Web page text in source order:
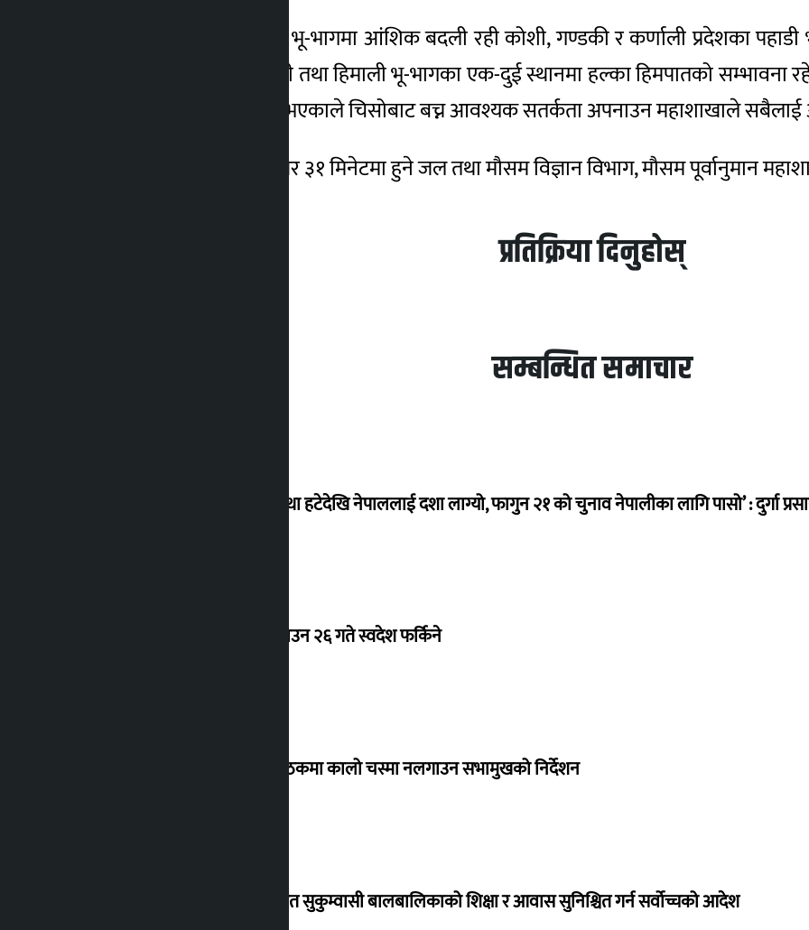
आज राती भने देशका पहाडी भू-भागमा आंशिक बदली रही कोशी, गण्डकी र कर्णाली प्रदेशका
रहेको छ । देशका उच्च पहाडी तथा हिमाली भू-भागका एक-दुई स्थानमा हल्का हिमपातको
विभिन्न ठाउँमा तापक्रम घट्ने भएकाले चिसोबाट बच्न आवश्यक सतर्कता अपनाउन महाशाखाले
मंगलबार सूर्यास्त साँझ ५ बजेर ३१ मिनेटमा हुने जल तथा मौसम विज्ञान विभाग, मौसम पूर्वानुमान
प्रतिक्रिया दिनुहोस्
सम्बन्धित समाचार
‘राजसंस्था हटेदेखि नेपाललाई दशा लाग्यो, फागुन २१ को चुनाव नेपालीका लागि पासो’ : दुर्गा
देउवा साउन २६ गते स्वदेश फर्किने
संसद् बैठकमा कालो चस्मा नलगाउन सभामुखको निर्देशन
विस्थापित सुकुम्वासी बालबालिकाको शिक्षा र आवास सुनिश्चित गर्न सर्वोच्चको आदेश